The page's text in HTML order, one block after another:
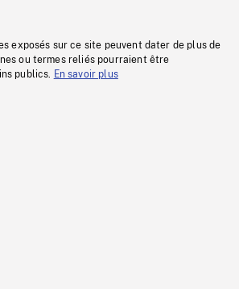
exposés sur ce site peuvent dater de plus de
ou termes reliés pourraient être
publics. En savoir plus